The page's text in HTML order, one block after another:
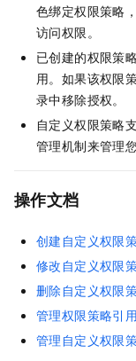
色绑定权限策略
访问权限。
已创建的权限策
用。如果该权限
录中移除授权。
自定义权限策略
管理机制来管理
操作文档
创建自定义权限
修改自定义权限
删除自定义权限
管理权限策略引
管理自定义权限